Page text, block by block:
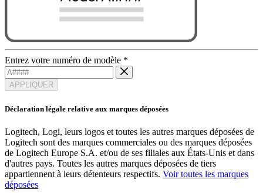
Entrez votre numéro de modèle *
APPLIQUER
Déclaration légale relative aux marques déposées
Logitech, Logi, leurs logos et toutes les autres marques déposées de
Logitech sont des marques commerciales ou des marques déposées
de Logitech Europe S.A. et/ou de ses filiales aux États-Unis et dans
d'autres pays. Toutes les autres marques déposées de tiers
appartiennent à leurs détenteurs respectifs. Voir toutes les marques
déposées